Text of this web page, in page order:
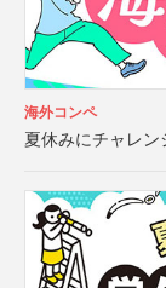
海外コンペ
夏休みにチャレ